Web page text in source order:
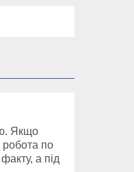
Якщо
робота по
а під